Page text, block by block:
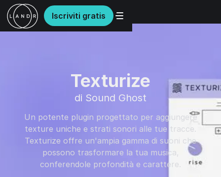
Iscriviti gratis
Texturize
di Sound Ghost
Un potente plugin progettato per aggiungere
texture uniche e strati sonori alle tue tracce.
Texturize offre un'ampia gamma di suoni che
possono trasformare la tua musica,
conferendole profondità e carattere.